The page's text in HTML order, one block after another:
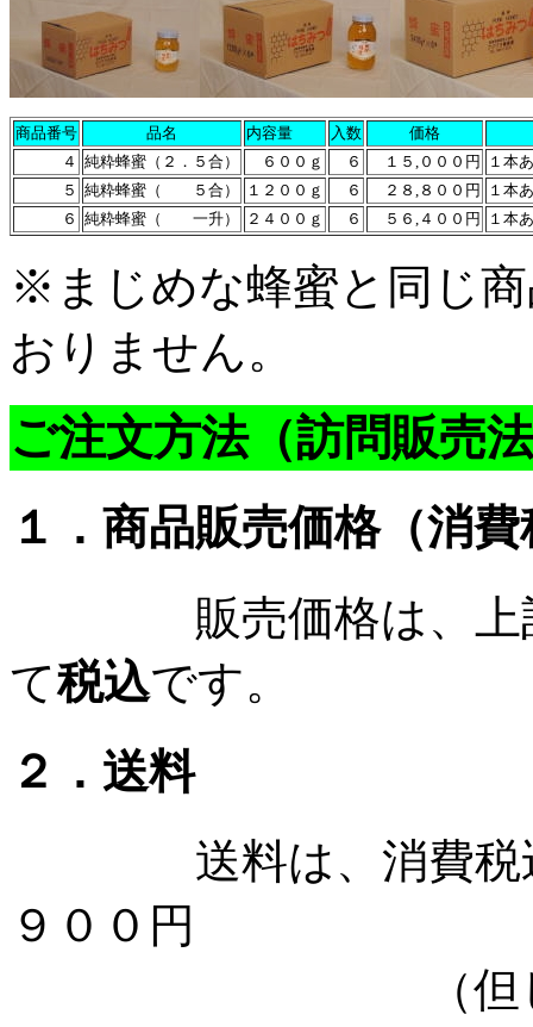
商品番号 品名 内容量 入数
価格
４ 純粋蜂蜜（２．５合） ６００ｇ ６ １５ , ０００円
１本
５ 純粋蜂蜜（ ５合） １２００ｇ ６ ２８ , ８００円
１本
６ 純粋蜂蜜（ 一升） ２４００ｇ ６ ５６ , ４００円 １本
※まじめな蜂蜜と同じ
おりません。
ご注文方法（訪問販売
１．商品販売価格（消
販売価格は、上記
て税込です。
２．送料
送料は、消費税込
９００円
（但し北海道